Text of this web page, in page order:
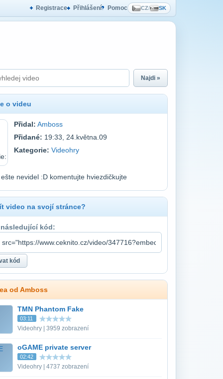
Registrace Přihlášení Pomoc CZ/ SK
Najdi »
o videu
Přidal: Amboss
Přidané: 19:33, 24.května.09
Kategorie: Videohry
nevidel :D komentujte hviezdičkujte
video na svojí stránce?
kód:
od Amboss
TMN Phantom Fake
03:11
Videohry | 3959 zobrazení
oGAME private server
02:42
Videohry | 4737 zobrazení